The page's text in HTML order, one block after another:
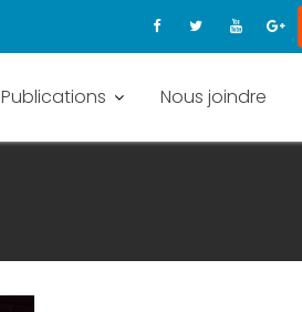
Publications Nous joindre